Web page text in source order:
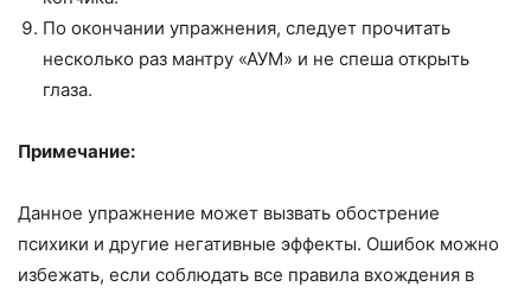
По окончании упражнения, следует прочитать
несколько раз мантру «АУМ» и не спеша открыть
глаза.
Примечание:
Данное упражнение может вызвать обострение
психики и другие негативные эффекты. Ошибок можно
избежать, если соблюдать все правила вхождения в